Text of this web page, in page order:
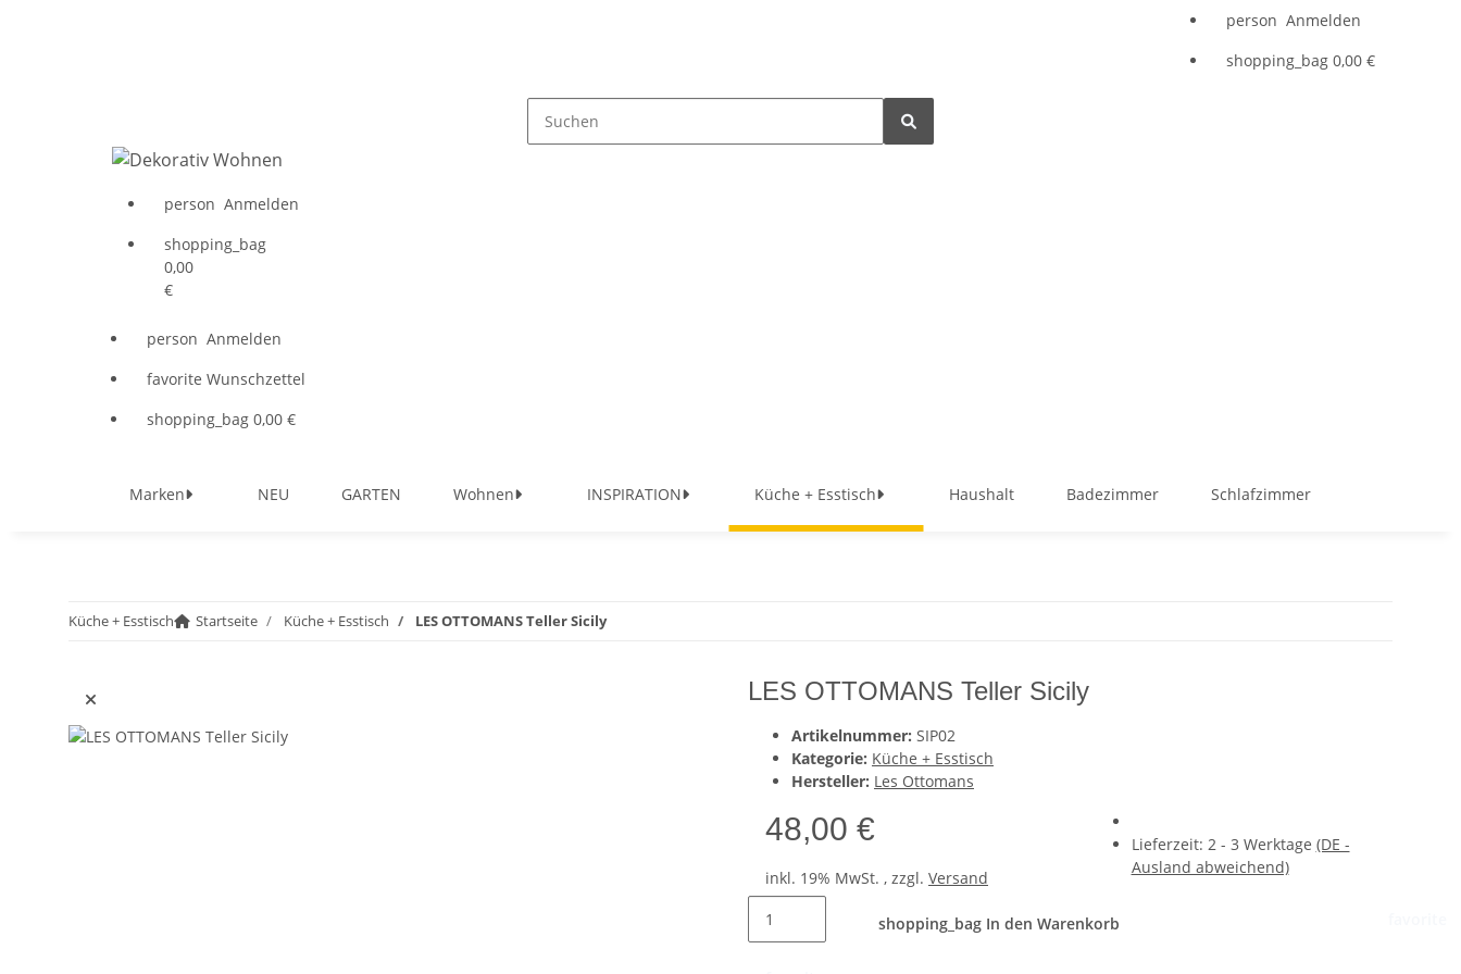
person Anmelden
shopping_bag 0,00 €
person Anmelden
shopping_bag
0,00
€
person Anmelden
favorite Wunschzettel
shopping_bag 0,00 €
Marken NEU GARTEN Wohnen INSPIRATION Küche + Esstisch Haushalt Badezimmer Schlafzimmer
Küche + Esstisch Startseite Küche + Esstisch LES OTTOMANS Teller Sicily
LES OTTOMANS Teller Sicily
Artikelnummer: SIP02
Kategorie: Küche + Esstisch
Hersteller: Les Ottomans
48,00 €
inkl. 19% MwSt. , zzgl. Versand
Lieferzeit: 2 - 3 Werktage (DE -
Ausland abweichend)
shopping_bag In den Warenkorb